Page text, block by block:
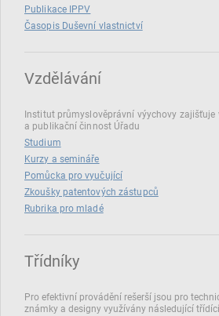
Publikace IPPV
Časopis Duševní vlastnictví
Vzdělávání
Institut průmyslověprávní výychovy zajišťuje
a publikační činnost Úřadu
Studium
Kurzy a semináře
Pomůcka pro vyučující
Zkoušky patentových zástupců
Rubrika pro mladé
Třídníky
Pro efektivní provádění rešerší jsou pro
známky a designy využívány následující